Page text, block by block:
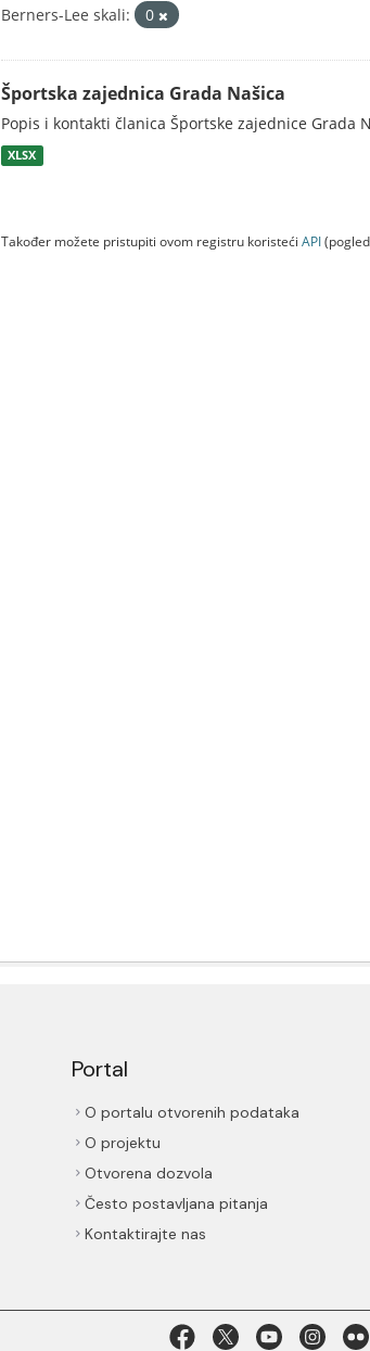
Berners-Lee skali:
0
Športska zajednica Grada Našica
Popis i kontakti članica Športske zajednice Grada
XLSX
Također možete pristupiti ovom registru koristeći API